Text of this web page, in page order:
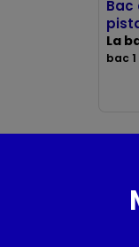
Bac
La
bac